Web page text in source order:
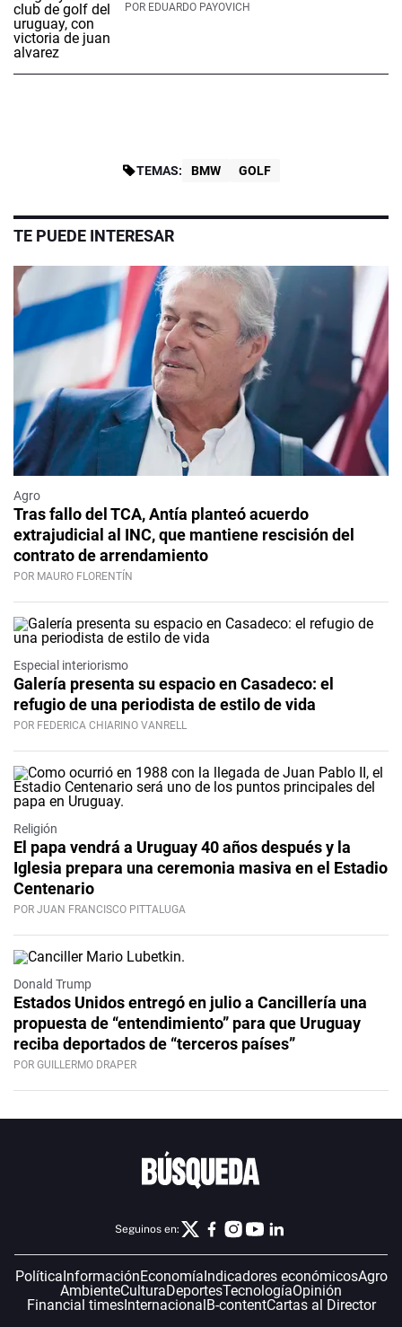
POR EDUARDO PAYOVICH
TEMAS: BMW GOLF
TE PUEDE INTERESAR
Agro
Tras fallo del TCA, Antía planteó acuerdo
extrajudicial al INC, que mantiene rescisión del
contrato de arrendamiento
POR MAURO FLORENTÍN
Especial interiorismo
Galería presenta su espacio en Casadeco: el
refugio de una periodista de estilo de vida
POR FEDERICA CHIARINO VANRELL
Religión
El papa vendrá a Uruguay 40 años después y la
Iglesia prepara una ceremonia masiva en el Estadio
Centenario
POR JUAN FRANCISCO PITTALUGA
Donald Trump
Estados Unidos entregó en julio a Cancillería una
propuesta de “entendimiento” para que Uruguay
reciba deportados de “terceros países”
POR GUILLERMO DRAPER
Seguinos en:
PolíticaInformaciónEconomíaIndicadores económicosAgro
AmbienteCulturaDeportesTecnologíaOpinión
Financial timesInternacionalB-contentCartas al Director